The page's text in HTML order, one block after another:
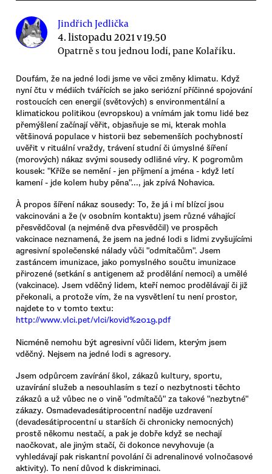
Jindřich Jedlička
4. listopadu 2021 v 19.50
Opatrně s tou jednou lodí, pane Kolaříku.
Doufám, že na jedné lodi jsme ve věci změny klimatu. Když
nyní čtu v médiích tvářících se jako seriózní příčinné spojování
rostoucích cen energií (světových) s environmentální a
klimatickou politikou (evropskou) a vnímám jak tomu lidé bez
přemýšlení začínají věřit, objasňuje se mi, kterak mohla
většinová populace v historii bez sebemenších pochybností
uvěřit v rituální vraždy, trávení studní či úmyslné šíření
(morových) nákaz svými sousedy odlišné víry. K pogromům
kousek: "Kříže se nemění - jen příjmení a jména - když letí
kamení - jde kolem huby pěna"..., jak zpívá Nohavica.
À propos šíření nákaz sousedy: To, že já i mí blízcí jsou
vakcinováni a že (v osobním kontaktu) jsem různé váhající
přesvědčoval (a nejméně dva přesvědčil) ve prospěch
vakcinace neznamená, že jsem na jedné lodi s lidmi zvyšujícími
agresivní společenské nálady vůči "odmítačům". Jsem
zastáncem imunizace, jako pomyslného součtu imunizace
přirozené (setkání s antigenem až prodělání nemoci) a umělé
(vakcinace). Jsem vděčný lidem, kteří nemoc prodělávají či již
překonali, a protože vím, že na vysvětlení tu není prostor,
najdete to v tomto textu:
http://www.vlci.pet/vlci/kovid%2019.pdf
Nicméně nemohu být agresivní vůči lidem, kterým jsem
vděčný. Nejsem na jedné lodi s agresory.
Jsem odpůrcem zavírání škol, zákazů kultury, sportu,
uzavírání služeb a nesouhlasím s tezí o nezbytnosti těchto
zákazů a už vůbec ne o vině "odmítačů" za takové "nezbytné"
zákazy. Osmadevadesátiprocentní naděje uzdravení
(devadesátiprocentní u starších či chronicky nemocných)
prostě někomu nestačí, a pak je dobře když se nechají
naočkovat, ale jiným stačí, či dokonce nevyhovuje (a
vyhledávají pak riskantní povolání či adrenalinové volnočasové
aktivity). To není důvod k diskriminaci.